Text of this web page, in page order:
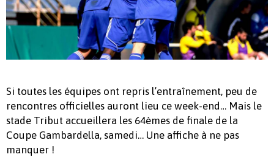
Si toutes les équipes ont repris l’entraînement, peu de
rencontres officielles auront lieu ce week-end… Mais le
stade Tribut accueillera les 64èmes de finale de la
Coupe Gambardella, samedi… Une affiche à ne pas
manquer !